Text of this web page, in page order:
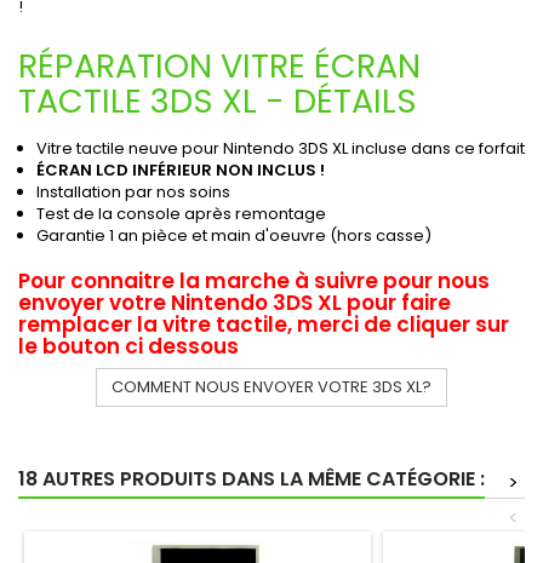
!
RÉPARATION VITRE ÉCRAN
TACTILE 3DS XL - DÉTAILS
Vitre tactile neuve pour Nintendo 3DS XL incluse dans ce forfait
ÉCRAN LCD INFÉRIEUR NON INCLUS !
Installation par nos soins
Test de la console après remontage
Garantie 1 an pièce et main d'oeuvre (hors casse)
Pour connaitre la marche à suivre pour nous
envoyer votre Nintendo 3DS XL pour faire
remplacer la vitre tactile, merci de cliquer sur
le bouton ci dessous
COMMENT NOUS ENVOYER VOTRE 3DS XL?
18 AUTRES PRODUITS DANS LA MÊME CATÉGORIE :
>
<